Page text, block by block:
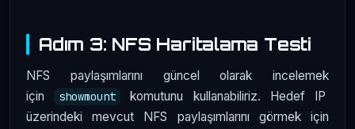
Adım 3: NFS Haritalama Testi
NFS paylaşımlarını güncel olarak incelemek
için
showmount
komutunu kullanabiliriz. Hedef IP
üzerindeki mevcut NFS paylaşımlarını görmek için